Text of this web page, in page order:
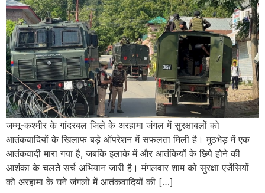
जम्मू-कश्मीर के गांदरबल जिले के अरहामा जंगल में सुरक्षाबलों को
आतंकवादियों के खिलाफ बड़े ऑपरेशन में सफलता मिली है। मुठभेड़ में एक
आतंकवादी मारा गया है, जबकि इलाके में और आतंकियों के छिपे होने की
आशंका के चलते सर्च अभियान जारी है। मंगलवार शाम को सुरक्षा एजेंसियों
को अरहामा के घने जंगलों में आतंकवादियों की […]